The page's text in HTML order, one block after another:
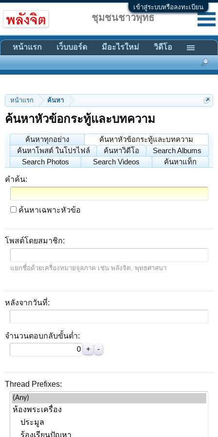
เข้าสู่ระบบหรือลงทะเบียน
หน้าแรก ค้นหา
ค้นหาหัวข้อกระทู้และบทความ
ค้นหาทุกอย่าง
ค้นหาหัวข้อกระทู้และบทความ
ค้นหาโพสต์ ในโปรไฟล์
ค้นหาวิดีโอ
Search Albums
Search Photos
Search Videos ค้นหาแท็ก
คำค้น:
ค้นหาเฉพาะหัวข้อ
โพสต์โดยสมาชิก:
แยกชื่อด้วยเครื่องหมายจุลภาค เช่น พลังจิต, พุทธศาสนา
หลังจากวันที่:
จำนวนตอบกลับขั้นต่ำ:
Thread Prefixes:
ชุมชนชาวพุทธ
หน้าแรก เว็บบอร์ด มีอะไรใหม่ วิดีโอ